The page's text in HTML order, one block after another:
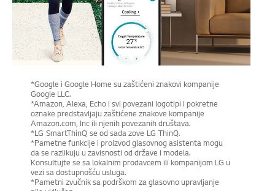
*Google i Google Home su zaštićeni znakovi kompanije
Google LLC.
*Amazon, Alexa, Echo i svi povezani logotipi i pokretne
oznake predstavljaju zaštićene znakove kompanije
Amazon.com, Inc ili njenih povezanih društava.
*LG SmartThinQ se od sada zove LG ThinQ.
*Pametne funkcije i proizvod glasovnog asistenta mogu
da se razlikuju u zavisnosti od države i modela.
Konsultujte se sa lokalnim prodavcem ili kompanijom LG u
vezi sa dostupnošću usluga.
*Pametni zvučnik sa podrškom za glasovno upravljanje